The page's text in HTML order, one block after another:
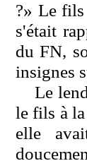
?» Le
s'était
du FN,
insignes
Le
le fils à
elle